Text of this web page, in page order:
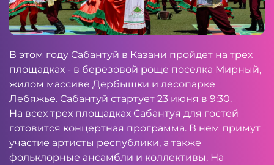
В этом году Сабантуй в Казани пройдет на трех
площадках - в березовой роще поселка Мирный,
жилом массиве Дербышки и лесопарке
Лебяжье. Сабантуй стартует 23 июня в 9:30.
На всех трех площадках Сабантуя для гостей
готовится концертная программа. В нем примут
участие артисты республики, а также
фольклорные ансамбли и коллективы. На